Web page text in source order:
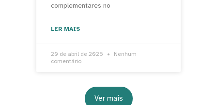
complementares no
LER MAIS
20 de abril de 2026
Nenhum
comentário
Ver mais